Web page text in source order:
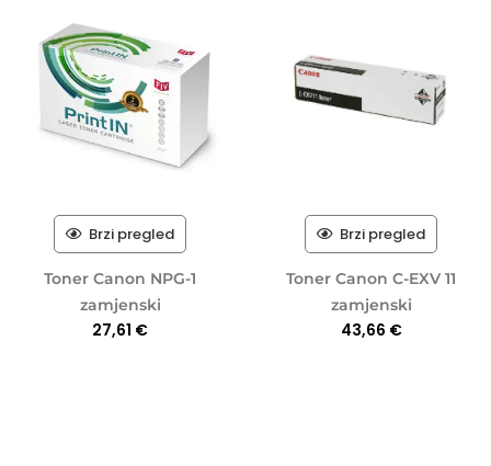
Brzi pregled
Toner Canon NPG-1
zamjenski
27,61 €
Brzi pregled
Toner Canon C-EXV 11
zamjenski
43,66 €